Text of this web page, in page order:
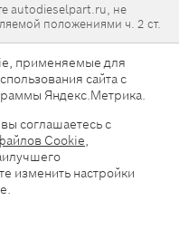
autodieselpart.ru, не
положениями ч. 2 ст.
защищены.
применяемые для
сайта с
Яндекс.Метрика.
соглашаетесь с
Cookie,
изменить настройки